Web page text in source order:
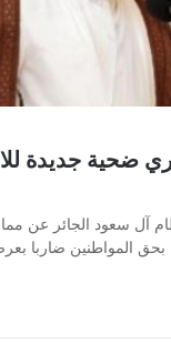
ضحية جديدة
آل سعود الجائر عن
بحق المواطنين ضاربا